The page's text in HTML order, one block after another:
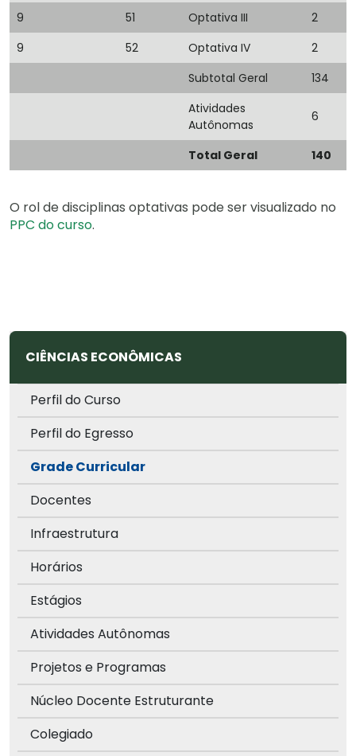
9 51 Optativa III
2
9
52 Optativa IV
2
Subtotal Geral
134
Atividades
Autônomas
6
Total Geral 140
O rol de disciplinas optativas pode ser visualizado no
PPC do curso.
CIÊNCIAS ECONÔMICAS
Perfil do Curso
Perfil do Egresso
Grade Curricular
Docentes
Infraestrutura
Horários
Estágios
Atividades Autônomas
Projetos e Programas
Núcleo Docente Estruturante
Colegiado